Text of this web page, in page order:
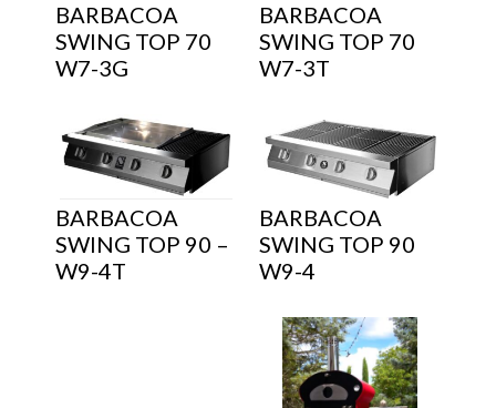
BARBACOA
SWING TOP 70
W7-3G
BARBACOA
SWING TOP 70
W7-3T
BARBACOA
SWING TOP 90 –
W9-4T
BARBACOA
SWING TOP 90
W9-4